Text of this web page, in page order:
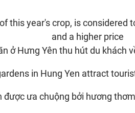
this year's crop, is considered
and a higher price
in Hung Yen attract